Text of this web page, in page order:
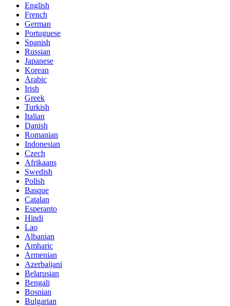
English
French
German
Portuguese
Spanish
Russian
Japanese
Korean
Arabic
Irish
Greek
Turkish
Italian
Danish
Romanian
Indonesian
Czech
Afrikaans
Swedish
Polish
Basque
Catalan
Esperanto
Hindi
Lao
Albanian
Amharic
Armenian
Azerbaijani
Belarusian
Bengali
Bosnian
Bulgarian